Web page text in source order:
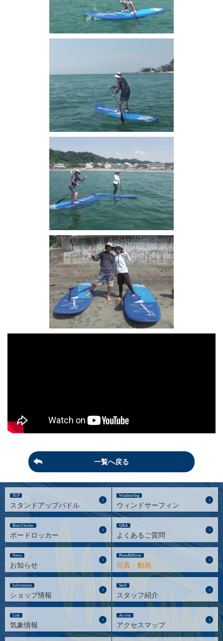
一覧へ戻る
SUP
スタンドアップパドル
Windsurfing
ウィンドサーフィン
Board locker
ボードロッカー
Q&A
よくあるご質問
News
お知らせ
Photo&Movie
写真・動画
Information
ショップ情報
Staff
スタッフ紹介
Link
気象情報
Access
アクセスマップ